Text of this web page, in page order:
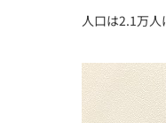
人口は2.1万人